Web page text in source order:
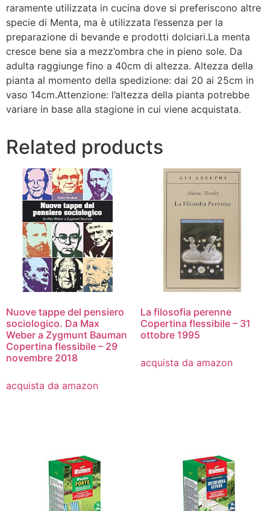
raramente utilizzata in cucina dove si preferiscono altre
specie di Menta, ma è utilizzata l’essenza per la
preparazione di bevande e prodotti dolciari.La menta
cresce bene sia a mezz’ombra che in pieno sole. Da
adulta raggiunge fino a 40cm di altezza. Altezza della
pianta al momento della spedizione: dai 20 ai 25cm in
vaso 14cm.Attenzione: l’altezza della pianta potrebbe
variare in base alla stagione in cui viene acquistata.
Related products
Nuove tappe del pensiero
sociologico. Da Max
Weber a Zygmunt Bauman
Copertina flessibile – 29
novembre 2018
acquista da amazon
La filosofia perenne
Copertina flessibile – 31
ottobre 1995
acquista da amazon